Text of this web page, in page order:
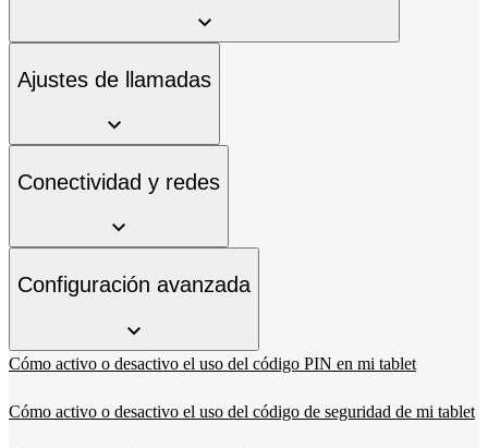
Ajustes de llamadas
Conectividad y redes
Configuración avanzada
Cómo activo o desactivo el uso del código PIN en mi tablet
Cómo activo o desactivo el uso del código de seguridad de mi tablet